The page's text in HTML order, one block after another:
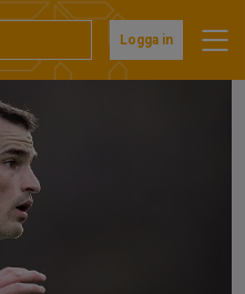
Logga in